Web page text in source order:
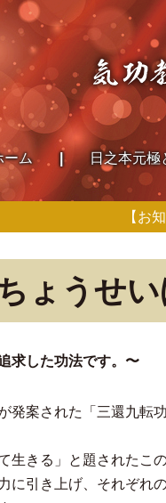
ーム 日之本元極
【お
ょうせい
求した功法です。〜
発案された「三還九転
生きる」と題された
に引き上げ、それぞれ